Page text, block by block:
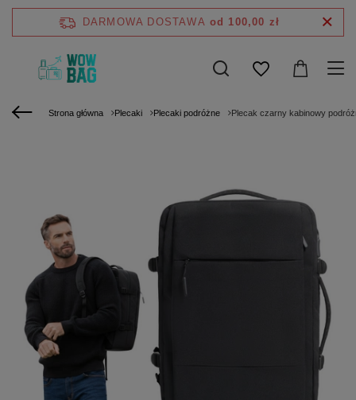
DARMOWA DOSTAWA od 100,00 zł
Strona główna Plecaki Plecaki podróżne Plecak czarny kabinowy